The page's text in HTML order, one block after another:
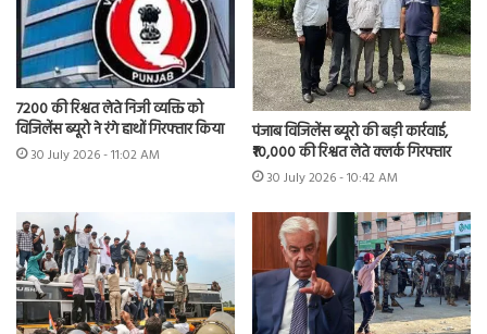
7200 की रिश्वत लेते निजी व्यक्ति को
विजिलेंस ब्यूरो ने रंगे हाथों गिरफ्तार किया
30 July 2026 - 11:02 AM
पंजाब विजिलेंस ब्यूरो की बड़ी कार्रवाई,
₹10,000 की रिश्वत लेते क्लर्क गिरफ्तार
30 July 2026 - 10:42 AM